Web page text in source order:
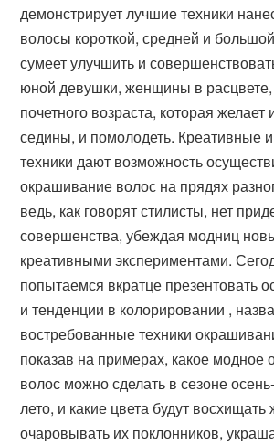
демонстрирует лучшие техники
волосы короткой, средней и
сумеет улучшить и
юной девушки, женщины в
почетного возраста, которая желает
седины, и помолодеть. Креативные
техники дают возможность
окрашивание волос на прядях
ведь, как говорят стилисты, нет
совершенства, убеждая модниц
креативными экспериментами.
попытаемся вкратце презентовать
и тенденции в колорировании ,
востребованные техники
показав на примерах, какое модное
волос можно сделать в сезоне
лето, и какие цвета будут
очаровывать их поклонников,